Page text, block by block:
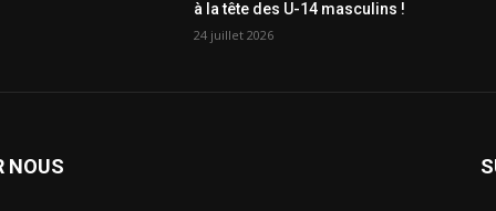
à la tête des U-14 masculins !
24 juillet 2026
NOUS